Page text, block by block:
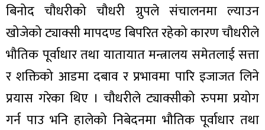
बिनोद चौधरीको चौधरी ग्रुपले संचालनमा ल्याउन
खोजेको ट्याक्सी मापदण्ड बिपरित रहेको कारण चौधरीले
भौतिक पूर्वाधार तथा यातायात मन्त्रालय समेतलाई सत्ता
र शक्तिको आडमा दबाव र प्रभावमा पारि इजाजत लिने
प्रयास गरेका थिए । चौधरीले ट्याक्सीको रुपमा प्रयोग
गर्न पाउ भनि हालेको निबेदनमा भौतिक पूर्वाधार तथा